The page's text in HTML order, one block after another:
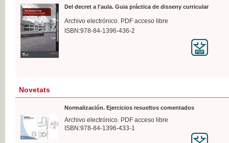
Del decret a l'aula. Guia práctica de disseny curricular
Archivo electrónico. PDF acceso libre
ISBN:978-84-1396-436-2
Novetats
Normalización. Ejercicios resueltos comentados
Archivo electrónico. PDF acceso libre
ISBN:978-84-1396-433-1